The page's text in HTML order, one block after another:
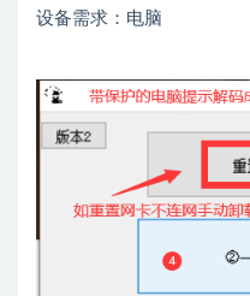
设备需求：电脑